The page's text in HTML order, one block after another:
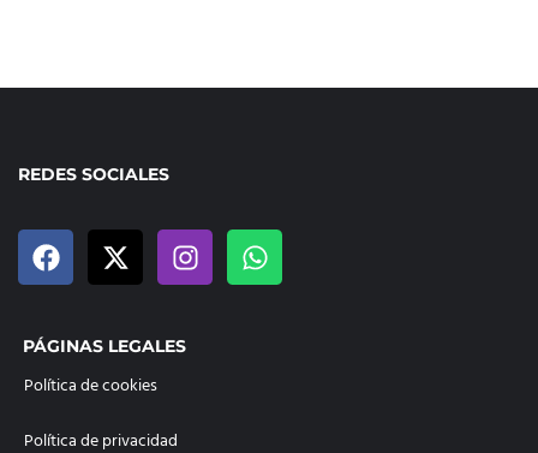
REDES SOCIALES
PÁGINAS LEGALES
Política de cookies
Política de privacidad